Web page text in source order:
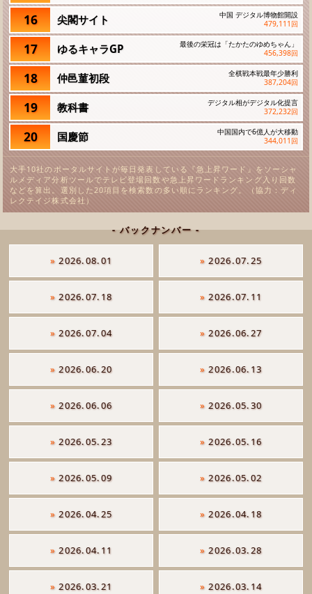
16 尖閣サイト
中国 デジタル博物館開設
479,111 回
17 ゆるキャラGP
最後の栄冠は「たかたのゆめちゃん」
456,398回
18 仲邑菫初段
全棋戦本戦最年少勝利
387,204回
19 教科書
デジタル相がデジタル化提言
372,232回
20 国慶節
中国国内で6億人が大移動
344,011 回
大手10社のポータルサイトが毎日発表している『急上昇ワード』をソーシャ
ルメディア分析ツールでテレビ登場回数や急上昇ワードランキング入り回数
などを算出。選別した20項目を検索数の多い順にランキング。（協力：ディ
レクテイジ株式会社）
- バックナンバー -
» 2026.08.01 » 2026.07.25
» 2026.07.18 » 2026.07.11
» 2026.07.04 » 2026.06.27
» 2026.06.20 » 2026.06.13
» 2026.06.06 » 2026.05.30
» 2026.05.23 » 2026.05.16
» 2026.05.09 » 2026.05.02
» 2026.04.25 » 2026.04.18
» 2026.04.11 » 2026.03.28
» 2026.03.21 » 2026.03.14